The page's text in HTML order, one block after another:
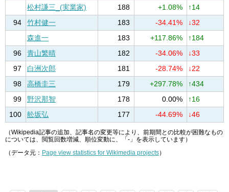
松村謙三_(実業家)
188 +1.08%
↑14
94
竹村健一 183 -34.41%
↓32
森進一
183 +117.86%
↑184
96
青山繁晴 182 -34.06%
↓33
97
白洲次郎 181 -28.74%
↓22
98
高橋圭三 179 +297.78%
↑434
99
野沢那智 178 0.00%
↑16
100
舩坂弘 177 -44.69% ↓46
（Wikipedia記事の追加、記事名の変更等により、前期間との比較が困難なもの
については、閲覧回数増減、順位変動に、「-」を表示しています）
（データ元： Page view statistics for Wikimedia projects）